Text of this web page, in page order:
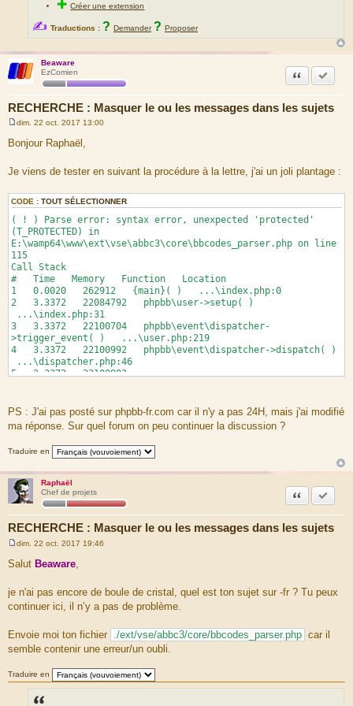
✚Créer une extension
✍ Traductions : ? Demander ? Proposer
Beaware
EzComien
RECHERCHE : Masquer le ou les messages dans les sujets
Citation
s
g
dim. 22 oct. 2017 13:00
Bonjour Raphaël,
Je viens de tester en suivant la procédure à la lettre, j'ai un joli plantage :
CODE : TOUT SÉLECTIONNER
( ! ) Parse error: syntax error, unexpected 'protected'
(T_PROTECTED) in
E:\wamp64\www\ext\vse\abbc3\core\bbcodes_parser.php on line
115
Call Stack
# Time Memory Function Location
1 0.0020 262912 {main}( ) ...\index.php:0
2 3.3372 22084792 phpbb\user->setup( )
...\index.php:31
3 3.3372 22100704 phpbb\event\dispatcher-
>trigger_event( ) ...\user.php:219
4 3.3372 22100992 phpbb\event\dispatcher->dispatch( )
...\dispatcher.php:46
5 3.3372 22100992
6 3.3372 22100896
Symfony\Component\EventDispatcher\ContainerAwareEventDispat
cher->getListeners( ) ...\EventDispatcher.php:45
7 3.3372 22100896
Symfony\Component\EventDispatcher\ContainerAwareEventDispat
...\ContainerAwareEventDispatcher.php:128
8 3.3712 24680224
Symfony\Component\DependencyInjection\ContainerBuilder-
>get( ) ...\ContainerAwareEventDispatcher.php:183
9 3.3712 24680576
Symfony\Component\DependencyInjection\ContainerBuilder-
10 3.3712 24681312
>resolveServices( ) ...\ContainerBuilder.php:905
11 3.3712 24681968
Symfony\Component\DependencyInjection\ContainerBuilder-
12 3.3712 24682048
Symfony\Component\DependencyInjection\ContainerBuilder-
13 3.3712 24682320
Symfony\Component\DependencyInjection\ContainerBuilder-
PS : J'ai pas posté sur phpbb-fr.com car il n'y a pas 24H, mais j'ai modifié
ma réponse. Sur quel forum on peu continuer la discussion ?
Traduire en
Raphaël
Chef de projets
RECHERCHE : Masquer le ou les messages dans les sujets
Citation
e
s
g
e
dim. 22 oct. 2017 19:46
Salut Beaware
je n'ai pas encore de boule de cristal, quel est ton sujet sur -fr ? Tu peux
continuer ici, il n’y a pas de problème.
Envoie moi ton fichier ./ext/vse/abbc3/core/bbcodes_parser.php car il
semble contenir une erreur/un oubli.
Traduire en